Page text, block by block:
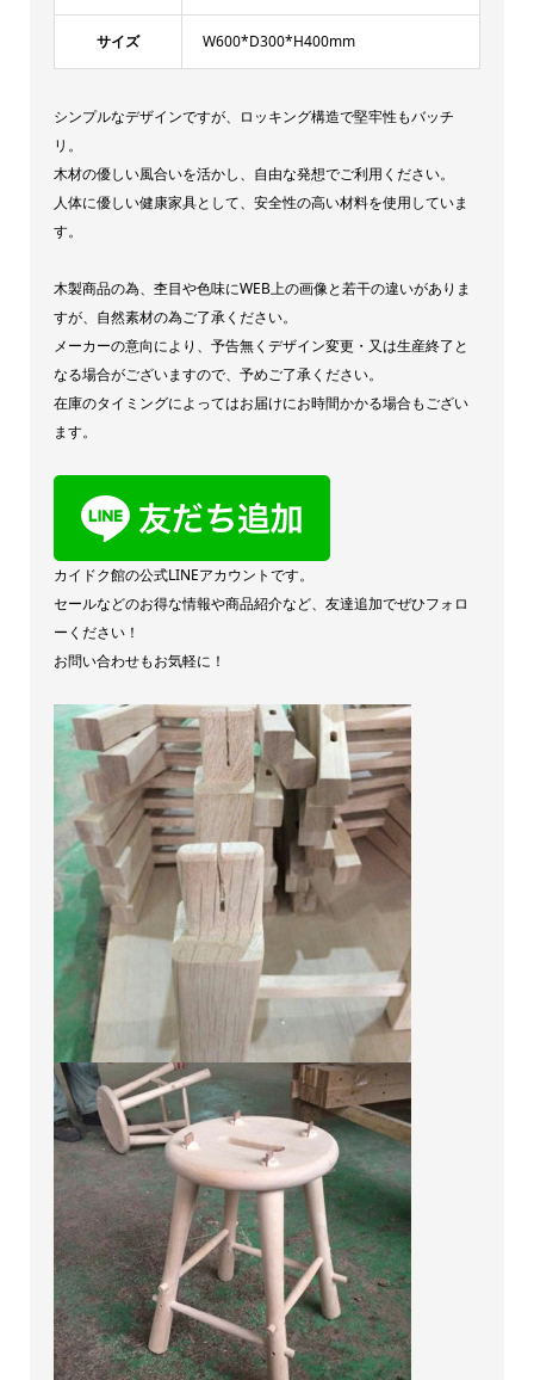
シンプルなデザインですが、ロッキング構造で堅牢性もバッチ
リ。
木材の優しい風合いを活かし、自由な発想でご利用ください。
人体に優しい健康家具として、安全性の高い材料を使用していま
す。
木製商品の為、杢目や色味にWEB上の画像と若干の違いがありま
すが、自然素材の為ご了承ください。
メーカーの意向により、予告無くデザイン変更・又は生産終了と
なる場合がございますので、予めご了承ください。
在庫のタイミングによってはお届けにお時間かかる場合もござい
ます。
カイドク館の公式LINEアカウントです。
セールなどのお得な情報や商品紹介など、友達追加でぜひフォロ
ーください！
お問い合わせもお気軽に！
サイズ W600*D300*H400mm